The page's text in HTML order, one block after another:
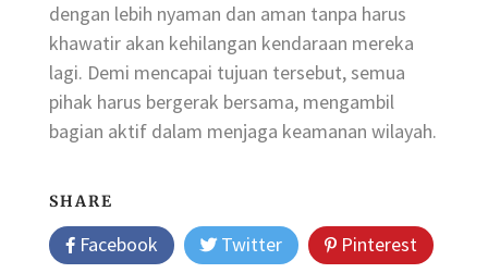
dengan lebih nyaman dan aman tanpa harus
khawatir akan kehilangan kendaraan mereka
lagi. Demi mencapai tujuan tersebut, semua
pihak harus bergerak bersama, mengambil
bagian aktif dalam menjaga keamanan wilayah.
SHARE
Facebook Twitter
Pinterest